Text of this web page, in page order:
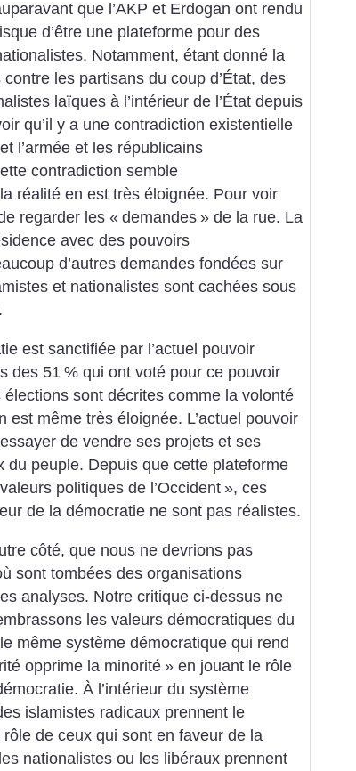
que l’AKP et Erdogan ont rendu
d’être une plateforme pour des
Notamment, étant donné la
les partisans du coup d’État, des
laïques à l’intérieur de l’État depuis
qu’il y a une contradiction existentielle
l’armée et les républicains
contradiction semble
réalité en est très éloignée. Pour voir
regarder les « demandes » de la rue. La
avec des pouvoirs
d’autres demandes fondées sur
et nationalistes sont cachées sous
est sanctifiée par l’actuel pouvoir
des 51 % qui ont voté pour ce pouvoir
sont décrites comme la volonté
est même très éloignée. L’actuel pouvoir
de vendre ses projets et ses
du peuple. Depuis que cette plateforme
valeurs politiques de l’Occident », ces
de la démocratie ne sont pas réalistes.
côté, que nous ne devrions pas
sont tombées des organisations
analyses. Notre critique ci-dessus ne
les valeurs démocratiques du
même système démocratique qui rend
opprime la minorité » en jouant le rôle
À l’intérieur du système
islamistes radicaux prennent le
de ceux qui sont en faveur de la
nationalistes ou les libéraux prennent